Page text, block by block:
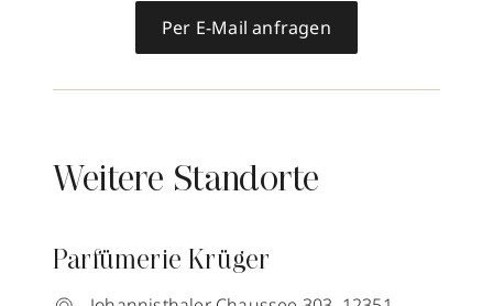
Per E-Mail anfragen
Weitere Standorte
Parfümerie Krüger